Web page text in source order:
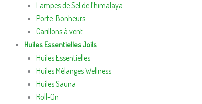
Lampes de Sel de l’himalaya
Porte-Bonheurs
Carillons à vent
Huiles Essentielles Joils
Huiles Essentielles
Huiles Mélanges Wellness
Huiles Sauna
Roll-On